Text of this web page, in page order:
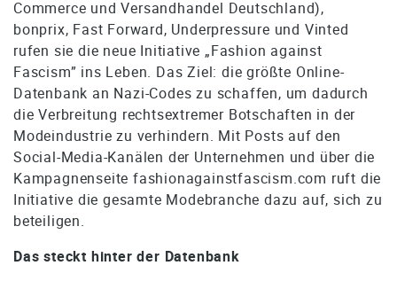
Commerce und Versandhandel Deutschland),
bonprix, Fast Forward, Underpressure und Vinted
rufen sie die neue Initiative „Fashion against
Fascism” ins Leben. Das Ziel: die größte Online-
Datenbank an Nazi-Codes zu schaffen, um dadurch
die Verbreitung rechtsextremer Botschaften in der
Modeindustrie zu verhindern. Mit Posts auf den
Social-Media-Kanälen der Unternehmen und über die
Kampagnenseite fashionagainstfascism.com ruft die
Initiative die gesamte Modebranche dazu auf, sich zu
beteiligen.
Das steckt hinter der Datenbank